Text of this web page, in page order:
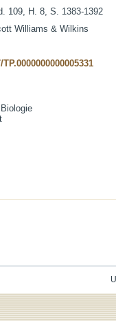
109, H. 8, S. 1383-1392
Williams & Wilkins